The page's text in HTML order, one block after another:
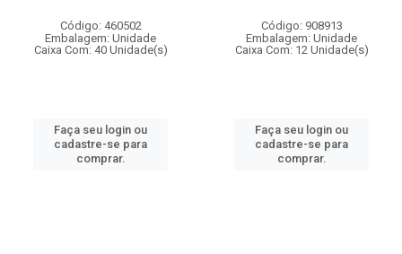
Código: 460502
Embalagem: Unidade
Caixa Com: 40 Unidade(s)
Faça seu login ou
cadastre-se para
comprar.
Código: 908913
Embalagem: Unidade
Caixa Com: 12 Unidade(s)
Faça seu login ou
cadastre-se para
comprar.